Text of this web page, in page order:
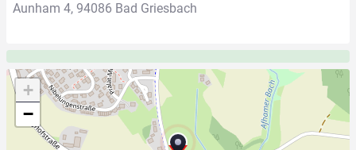
Aunham 4, 94086 Bad Griesbach
+
−